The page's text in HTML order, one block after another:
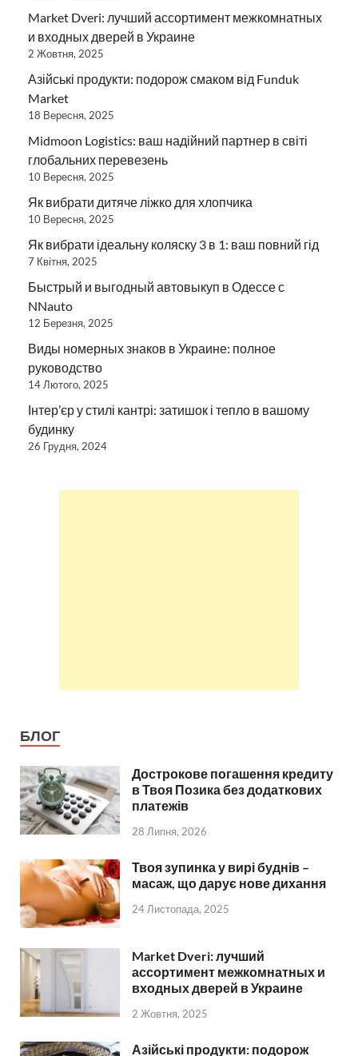
Market Dveri: лучший ассортимент межкомнатных
и входных дверей в Украине
2 Жовтня, 2025
Азійські продукти: подорож смаком від Funduk
Market
18 Вересня, 2025
Midmoon Logistics: ваш надійний партнер в світі
глобальних перевезень
10 Вересня, 2025
Як вибрати дитяче ліжко для хлопчика
10 Вересня, 2025
Як вибрати ідеальну коляску 3 в 1: ваш повний гід
7 Квітня, 2025
Быстрый и выгодный автовыкуп в Одессе с
NNauto
12 Березня, 2025
Виды номерных знаков в Украине: полное
руководство
14 Лютого, 2025
Інтер’єр у стилі кантрі: затишок і тепло в вашому
будинку
26 Грудня, 2024
БЛОГ
Дострокове погашення кредиту
в Твоя Позика без додаткових
платежів
28 Липня, 2026
Твоя зупинка у вирі буднів –
масаж, що дарує нове дихання
24 Листопада, 2025
Market Dveri: лучший
ассортимент межкомнатных и
входных дверей в Украине
2 Жовтня, 2025
Азійські продукти: подорож